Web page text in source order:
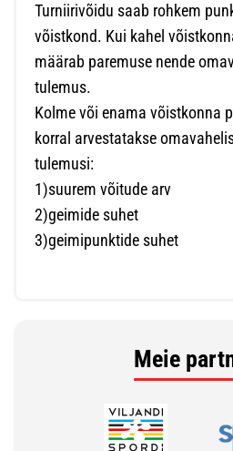
Turniirivõidu saab rohkem
võistkond. Kui kahel
määrab paremuse nende
tulemus.
Kolme või enama võistkonna
korral arvestatakse
tulemusi:
1)suurem võitude arv
2)geimide suhet
3)geimipunktide suhet
Meie